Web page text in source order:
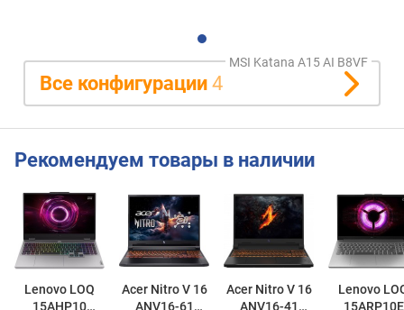
MSI Katana A15 AI B8VF
Все конфигурации 4
Рекомендуем товары в наличии
Lenovo LOQ
15AHP10
Acer Nitro V 16
ANV16-61
Acer Nitro V 16
ANV16-41
Lenovo
15ARP10E